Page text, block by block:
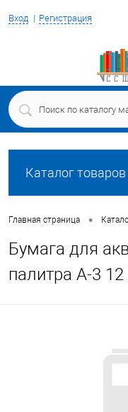
Вход Регистрация
Каталог товаров
Главная страница •
Бумага для
палитра А-3